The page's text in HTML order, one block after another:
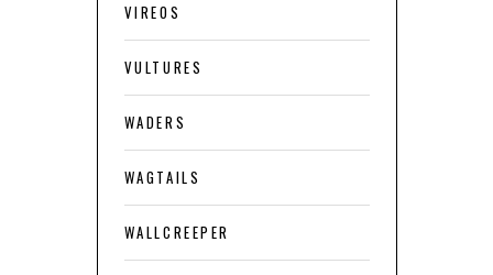
VIREOS
VULTURES
WADERS
WAGTAILS
WALLCREEPER